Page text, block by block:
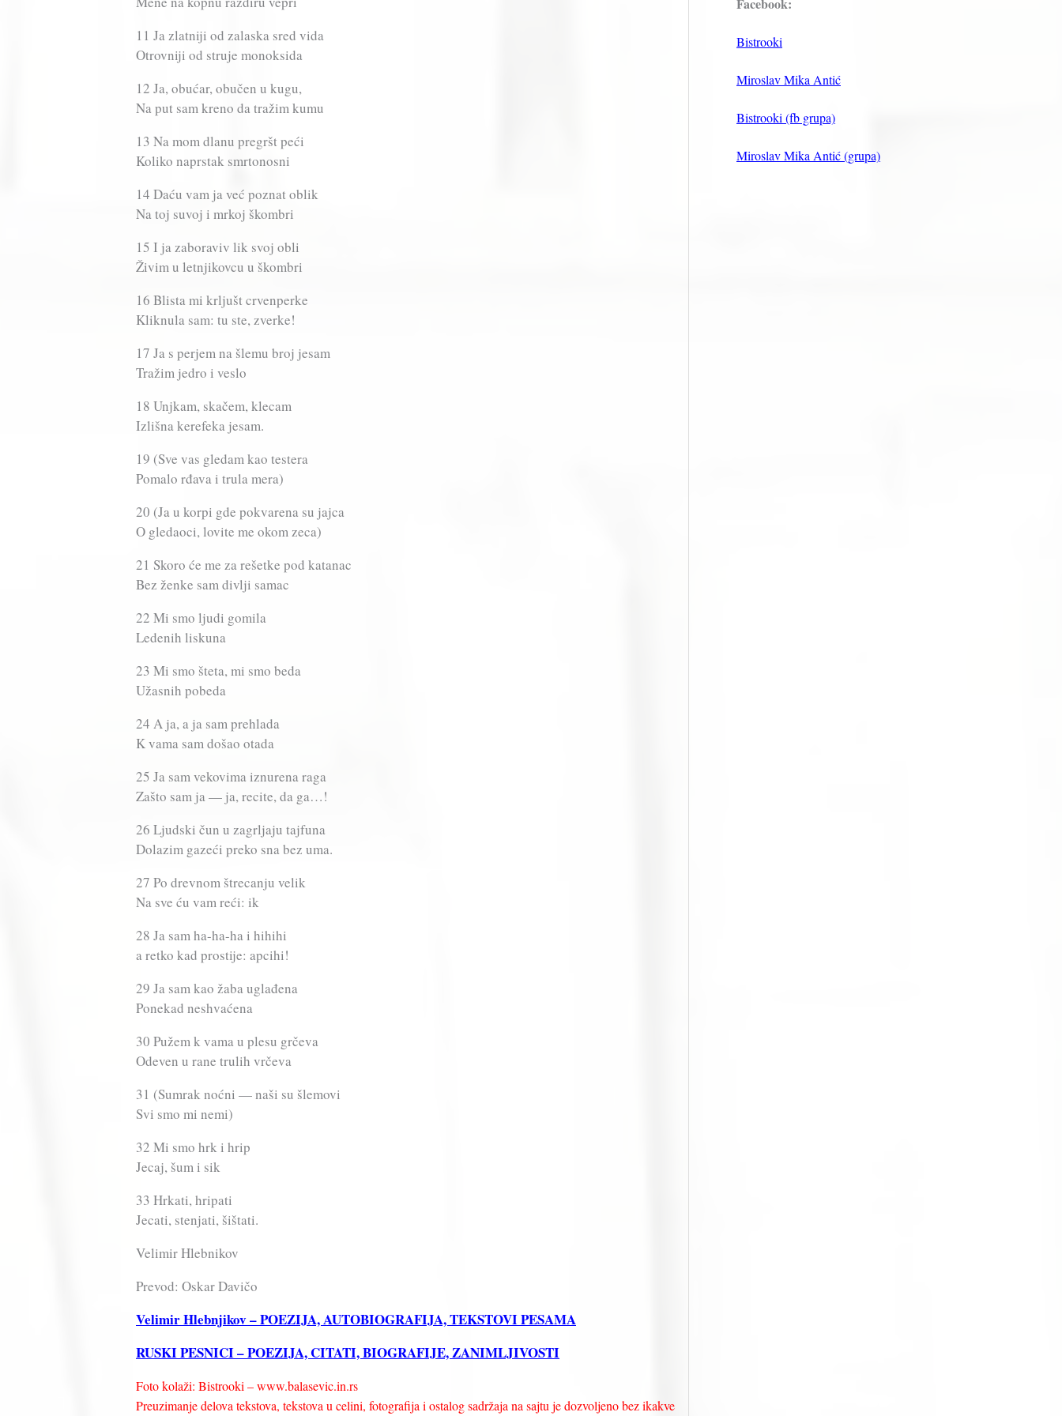
11 Ja zlatniji od zalaska sred vida
Otrovniji od struje monoksida
12 Ja, obućar, obučen u kugu,
Na put sam kreno da tražim kumu
13 Na mom dlanu pregršt peći
Koliko naprstak smrtonosni
14 Daću vam ja već poznat oblik
Na toj suvoj i mrkoj škombri
15 I ja zaboraviv lik svoj obli
Živim u letnjikovcu u škombri
16 Blista mi krljušt crvenperke
Kliknula sam: tu ste, zverke!
17 Ja s perjem na šlemu broj jesam
Tražim jedro i veslo
18 Unjkam, skačem, klecam
Izlišna kerefeka jesam.
19 (Sve vas gledam kao testera
Pomalo rđava i trula mera)
20 (Ja u korpi gde pokvarena su jajca
O gledaoci, lovite me okom zeca)
21 Skoro će me za rešetke pod katanac
Bez ženke sam divlji samac
22 Mi smo ljudi gomila
Ledenih liskuna
23 Mi smo šteta, mi smo beda
Užasnih pobeda
24 A ja, a ja sam prehlada
K vama sam došao otada
25 Ja sam vekovima iznurena raga
Zašto sam ja — ja, recite, da ga…!
26 Ljudski čun u zagrljaju tajfuna
Dolazim gazeći preko sna bez uma.
27 Po drevnom štrecanju velik
Na sve ću vam reći: ik
28 Ja sam ha-ha-ha i hihihi
a retko kad prostije: apcihi!
29 Ja sam kao žaba uglađena
Ponekad neshvaćena
30 Pužem k vama u plesu grčeva
Odeven u rane trulih vrčeva
31 (Sumrak noćni — naši su šlemovi
Svi smo mi nemi)
32 Mi smo hrk i hrip
Jecaj, šum i sik
33 Hrkati, hripati
Jecati, stenjati, šištati.
Velimir Hlebnikov
Prevod: Oskar Davičo
Velimir Hlebnjikov – POEZIJA, AUTOBIOGRAFIJA, TEKSTOVI PESAMA
RUSKI PESNICI – POEZIJA, CITATI, BIOGRAFIJE, ZANIMLJIVOSTI
Foto kolaži: Bistrooki – www.balasevic.in.rs
Preuzimanje delova tekstova, tekstova u celini, fotografija i ostalog sadržaja na sajtu je dozvoljeno bez ikakve
Facebook:
Bistrooki
Miroslav Mika Antić
Bistrooki (fb grupa)
Miroslav Mika Antić (grupa)